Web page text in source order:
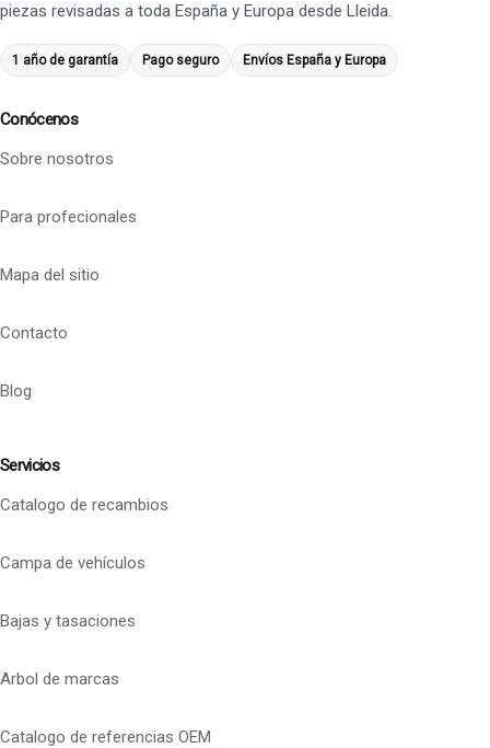
piezas revisadas a toda España y Europa desde Lleida.
1 año de garantía Pago seguro Envíos España y Europa
Conócenos
Sobre nosotros
Para profecionales
Mapa del sitio
Contacto
Blog
Servicios
Catalogo de recambios
Campa de vehículos
Bajas y tasaciones
Arbol de marcas
Catalogo de referencias OEM